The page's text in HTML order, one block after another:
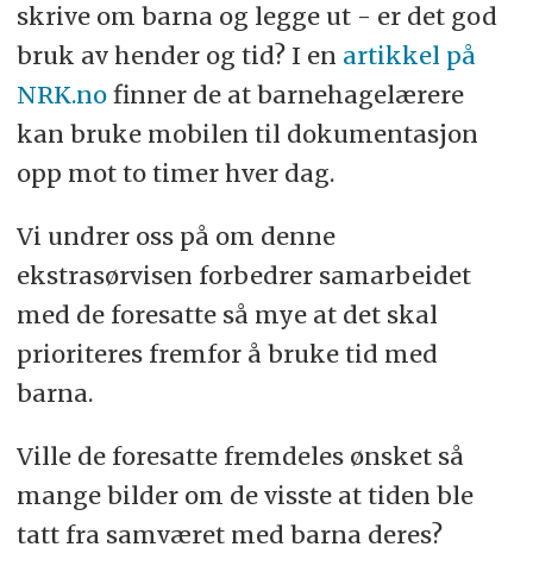
skrive om barna og legge ut - er det god
bruk av hender og tid? I en artikkel på
NRK.nofinner de at barnehagelærere
kan bruke mobilen til dokumentasjon
opp mot to timer hver dag.
Vi undrer oss på om denne
ekstrasørvisen forbedrer samarbeidet
med de foresatte så mye at det skal
prioriteres fremfor å bruke tid med
barna.
Ville de foresatte fremdeles ønsket så
mange bilder om de visste at tiden ble
tatt fra samværet med barna deres?